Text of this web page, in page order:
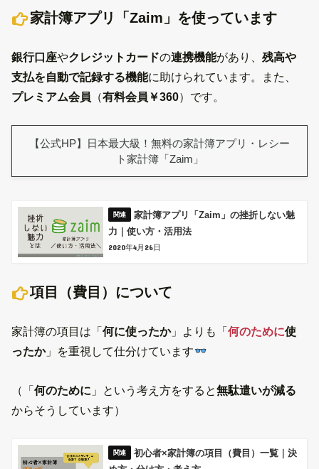
家計簿アプリ「Zaim」を使っています
銀行口座やクレジットカードの連携機能があり、残高や
支払を自動で記録する機能に助けられています。また、
プレミアム会員 （有料会員￥360）です。
【公式HP】日本最大級！無料の家計簿アプリ・レシー
ト家計簿「Zaim」
家計簿アプリ「Zaim」の挫折しない魅
力｜使い方・活用法
2020年4月26日
項目（費目）について
家計簿の項目は「何に使ったか」よりも「何のために使
ったか」を重視して仕分けています
（「何のために 」という考え方をすると無駄遣いが減る
からそうしています）
初心者×家計簿の項目（費目）一覧｜決